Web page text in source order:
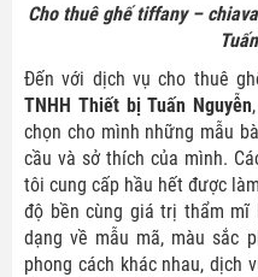
Cho thuê ghế tiffany –
Đến với dịch vụ cho thuê
TNHH Thiết bị Tuấn Nguyễn
chọn cho mình những mẫu
cầu và sở thích của mình.
tôi cung cấp hầu hết được
độ bền cùng giá trị thẩm mĩ
dạng về mẫu mã, màu sắc
phong cách khác nhau, dịch